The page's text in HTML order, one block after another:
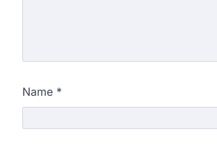
Name *